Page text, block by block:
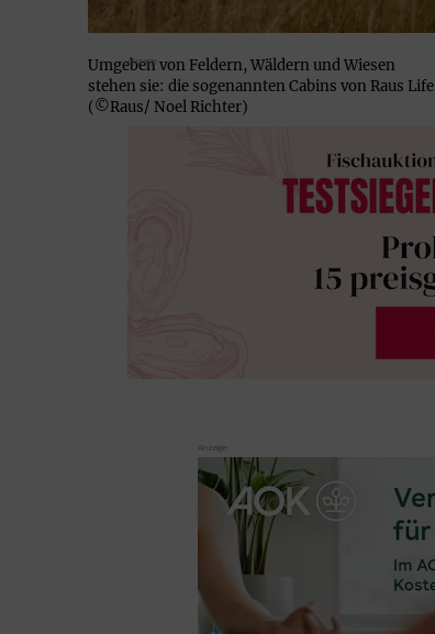
Umgeben von Feldern, Wäldern und Wiesen
stehen sie: die sogenannten Cabins von Raus Life
(©Raus/ Noel Richter)